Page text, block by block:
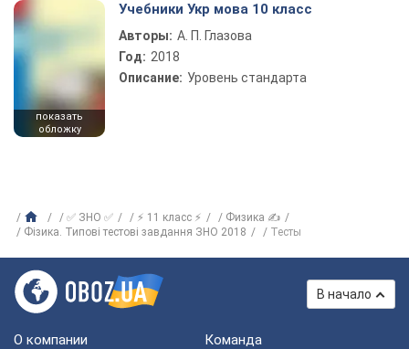
показать
обложку
Учебники Укр мова 10 класс
Авторы: А. П. Глазова
Год: 2018
Описание: Уровень стандарта
✅ ЗНО ✅ ⚡ 11 класс ⚡
Физика ✍
Фізика. Типові тестові завдання ЗНО 2018
Тесты
В начало
О компании Команда